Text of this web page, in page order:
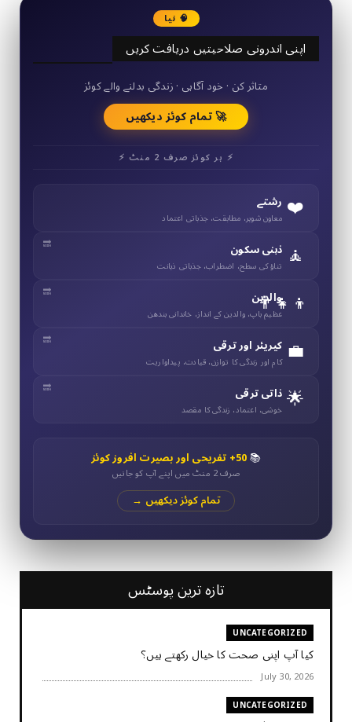
🧠 نیا
اپنی اندرونی صلاحیتیں دریافت کریں
50+ مختصر کوئز
متاثر کن · خود آگاہی · زندگی بدلنے والے کوئز
🚀 تمام کوئز دیکھیں
⚡ ہر کوئز صرف 2 منٹ ⚡
❤️ رشتے
معاون شوہر، مطابقت، جذباتی اعتماد
🧘 ذہنی سکون
تناؤ کی سطح، اضطراب، جذباتی ذہانت
👨‍👧‍👦
والدین
عظیم باپ، والدین کے انداز، خاندانی بندھن
💼 کیریئر اور ترقی
کام اور زندگی کا توازن، قیادت، پیداواریت
🌟 ذاتی ترقی
خوشی، اعتماد، زندگی کا مقصد
📚50+ تفریحی اور بصیرت افروز کوئز
صرف 2 منٹ میں اپنے آپ کو جانیں
تمام کوئز دیکھیں →
تازہ ترین پوسٹس
UNCATEGORIZED
کیا آپ اپنی صحت کا خیال رکھتے ہیں؟
July 30, 2026
UNCATEGORIZED